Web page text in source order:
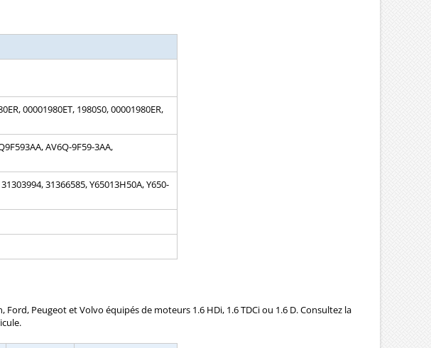
00001980ET, 1980S0, 00001980ER,
AV6Q-9F59-3AA,
31366585, Y65013H50A, Y650-
Peugeot et Volvo équipés de moteurs 1.6 HDi, 1.6 TDCi ou 1.6 D. Consultez la